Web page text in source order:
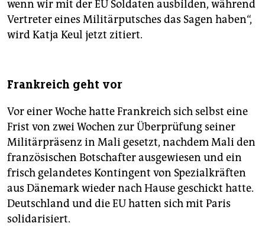
wenn wir mit der EU Soldaten ausbilden, während
Vertreter eines Militärputsches das Sagen haben“,
wird Katja Keul jetzt zitiert.
Frankreich geht vor
Vor einer Woche hatte Frankreich sich selbst eine
Frist von zwei Wochen zur Überprüfung seiner
Militärpräsenz in Mali gesetzt, nachdem Mali den
französischen Botschafter ausgewiesen und ein
frisch gelandetes Kontingent von Spezialkräften
aus Dänemark wieder nach Hause geschickt hatte.
Deutschland und die EU hatten sich mit Paris
solidarisiert.